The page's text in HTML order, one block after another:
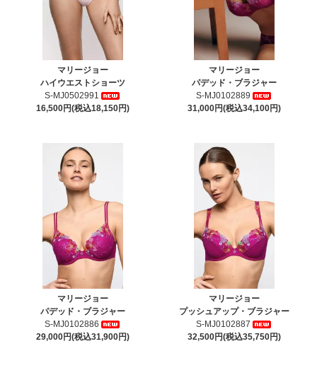
マリージョー
ハイウエストショーツ
S-MJ0502991
16,500円(税込18,150円)
マリージョー
パデッド・ブラジャー
S-MJ0102889
31,000円(税込34,100円)
マリージョー
パデッド・ブラジャー
S-MJ0102886
29,000円(税込31,900円)
マリージョー
プッシュアップ・ブラジャー
S-MJ0102887
32,500円(税込35,750円)